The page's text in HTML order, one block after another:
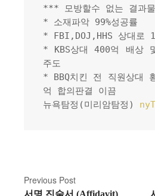
*** 모방할수 없는 결과
* 소재파악 99%성공률
* FBI,DOJ,HHS 상대로
* KBS상대 400억 배상
주도
* BBQ치킨 전 직원상대
억 합의판결 이끔
뉴욕탐정(미리암탐정)
P
Previous Post
서명 진술서 (Affidavit)